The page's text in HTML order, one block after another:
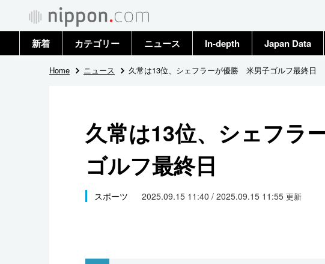
新着 カテゴリー
政治・外交
国際
社会
文化
ニュース
トップ
In-depth Japan Data
Home ニュース 久常は13位、シェフラーが優勝 米男子ゴルフ最終日
久常は13位、シェフ
ゴルフ最終日
スポーツ 2025.09.15 11:40 / 2025.09.15 11:55 更新